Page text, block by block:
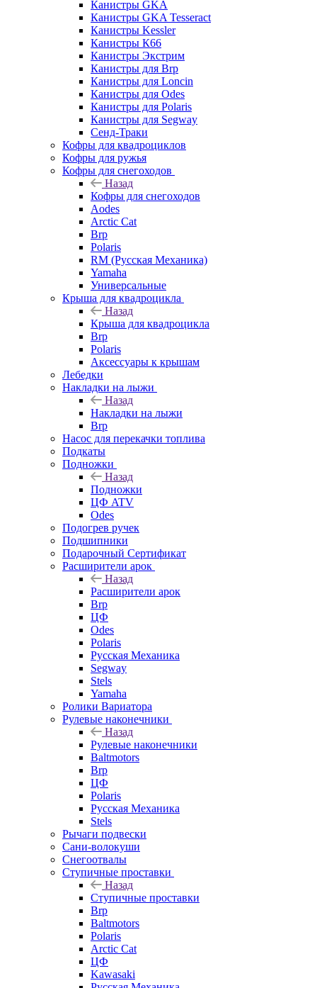
Канистры GKA
Канистры GKA Tesseract
Канистры Kessler
Канистры К66
Канистры Экстрим
Канистры для Brp
Канистры для Loncin
Канистры для Odes
Канистры для Polaris
Канистры для Segway
Сенд-Траки
Кофры для квадроциклов
Кофры для ружья
Кофры для снегоходов
Назад
Кофры для снегоходов
Aodes
Arctic Cat
Brp
Polaris
RM (Русская Механика)
Yamaha
Универсальные
Крыша для квадроцикла
Назад
Крыша для квадроцикла
Brp
Polaris
Аксессуары к крышам
Лебедки
Накладки на лыжи
Назад
Накладки на лыжи
Brp
Насос для перекачки топлива
Подкаты
Подножки
Назад
Подножки
ЦФ ATV
Odes
Подогрев ручек
Подшипники
Подарочный Сертификат
Расширители арок
Назад
Расширители арок
Brp
ЦФ
Odes
Polaris
Русская Механика
Segway
Stels
Yamaha
Ролики Вариатора
Рулевые наконечники
Назад
Рулевые наконечники
Baltmotors
Brp
ЦФ
Polaris
Русская Механика
Stels
Рычаги подвески
Сани-волокуши
Снегоотвалы
Ступичные проставки
Назад
Ступичные проставки
Brp
Baltmotors
Polaris
Arctic Cat
ЦФ
Kawasaki